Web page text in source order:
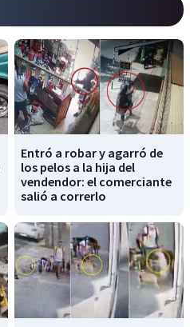
Entró a robar y agarró de
los pelos a la hija del
vendendor: el comerciante
salió a correrlo